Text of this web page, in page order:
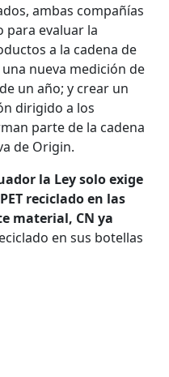
ambas compañías
evaluar la
a la cadena de
nueva medición de
un año; y crear un
dirigido a los
parte de la cadena
de Origin.
la Ley solo exige
reciclado en las
material, CN ya
en sus botellas